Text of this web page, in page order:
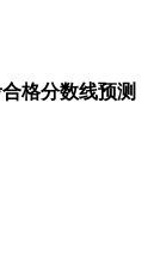
格分数线预测